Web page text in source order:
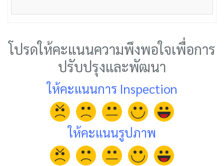
โปรดให้คะแนนความพึงพอใจเพื่อการ
ปรับปรุงและพัฒนา
ให้คะแนนการ Inspection
ให้คะแนนรูปภาพ